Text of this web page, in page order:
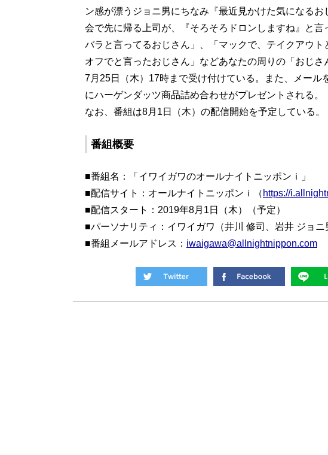
ン感が漂うジョニ男にちなみ『最近見かけた気になる
会で先に帰る上司が、『そろそろドロンしますね』と
バラと言ってるおじさん」、「マックで、テイクアウ
オフでと言ったおじさん」などあなたの周りの「おじさ
7月25日（木）17時まで受け付けている。また、メール
にハーゲンダッツ商品詰め合わせがプレゼントされる。
なお、番組は8月1日（木）の配信開始を予定している。
番組概要
■番組名：「イワイガワのオールナイトニッポンｉ」
■配信サイト：オールナイトニッポンｉ（ https://
■配信スタート：2019年8月1日（木）（予定）
■パーソナリティ：イワイガワ（井川 修司、岩井 ジョニ
■番組メールアドレス： iwaigawa@allnightnippon.com